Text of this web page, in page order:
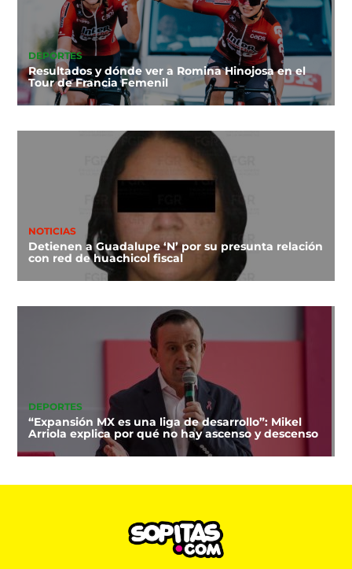
DEPORTES
Resultados y dónde ver a Romina Hinojosa en el
Tour de Francia Femenil
NOTICIAS
Detienen a Guadalupe ‘N’ por su presunta relación
con red de huachicol fiscal
DEPORTES
“Expansión MX es una liga de desarrollo”: Mikel
Arriola explica por qué no hay ascenso y descenso